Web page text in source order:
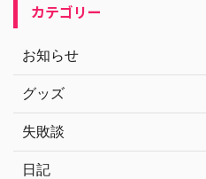
カテゴリー
お知らせ
グッズ
失敗談
日記